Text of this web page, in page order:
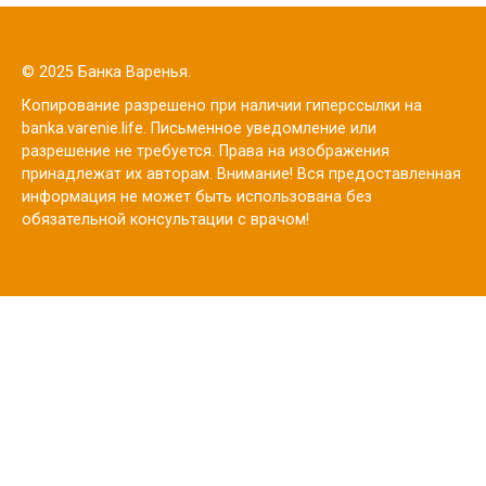
© 2025 Банка Варенья.
Копирование разрешено при наличии гиперссылки на
banka.varenie.life. Письменное уведомление или
разрешение не требуется. Права на изображения
принадлежат их авторам. Внимание! Вся предоставленная
информация не может быть использована без
обязательной консультации с врачом!